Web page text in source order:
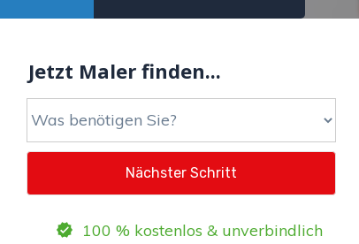
Jetzt Maler finden...
100 % kostenlos & unverbindlich